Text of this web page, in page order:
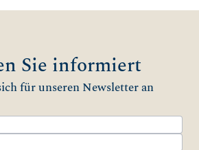
Sie informiert
für unseren Newsletter an